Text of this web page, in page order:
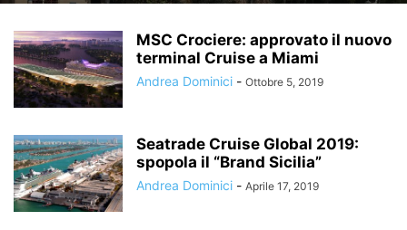
MSC Crociere: approvato il nuovo
terminal Cruise a Miami
Andrea Dominici - Ottobre 5, 2019
Seatrade Cruise Global 2019:
spopola il “Brand Sicilia”
Andrea Dominici - Aprile 17, 2019